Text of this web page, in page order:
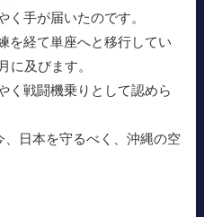
く手が届いたのです。
を経て単座へと移行してい
に及びます。
く戦闘機乗りとして認めら
、日本を守るべく、沖縄の空